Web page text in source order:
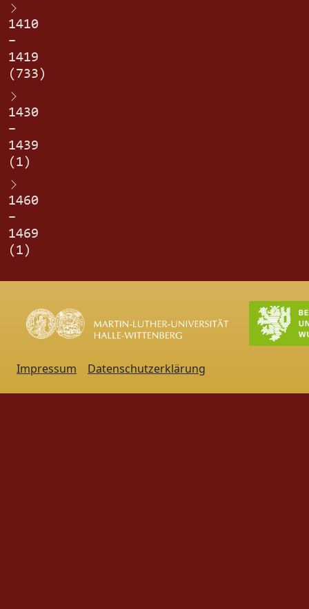
1410
–
1419
(733)
1430
–
1439
(1)
1460
–
1469
(1)
Impressum Datenschutzerklärung